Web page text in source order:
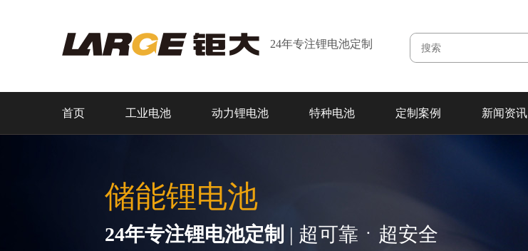
24年专注锂电池定制
首页 工业电池 动力锂电池 特种电池 定制案例 新闻资讯
储能锂电池
24年专注锂电池定制 | 超可靠ㆍ超安全